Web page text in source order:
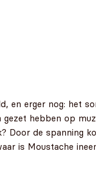
en erger nog: het
hebben op
Door de spanning
is Moustache